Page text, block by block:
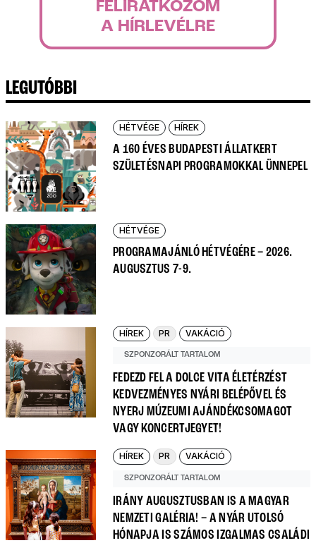
FELIRATKOZOM
A HÍRLEVÉLRE
LEGUTÓBBI
HÉTVÉGE HÍREK
A 160 ÉVES BUDAPESTI ÁLLATKERT
SZÜLETÉSNAPI PROGRAMOKKAL ÜNNEPEL
HÉTVÉGE
PROGRAMAJÁNLÓ HÉTVÉGÉRE – 2026.
AUGUSZTUS 7-9.
HÍREK PR VAKÁCIÓ
SZPONZORÁLT TARTALOM
FEDEZD FEL A DOLCE VITA ÉLETÉRZÉST
KEDVEZMÉNYES NYÁRI BELÉPŐVEL ÉS
NYERJ MÚZEUMI AJÁNDÉKCSOMAGOT
VAGY KONCERTJEGYET!
HÍREK PR VAKÁCIÓ
SZPONZORÁLT TARTALOM
IRÁNY AUGUSZTUSBAN IS A MAGYAR
NEMZETI GALÉRIA! – A NYÁR UTOLSÓ
HÓNAPJA IS SZÁMOS IZGALMAS CSALÁDI